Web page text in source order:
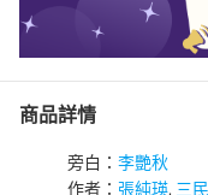
商品詳情
旁白： 李艷秋
作者： 張純瑛, 三